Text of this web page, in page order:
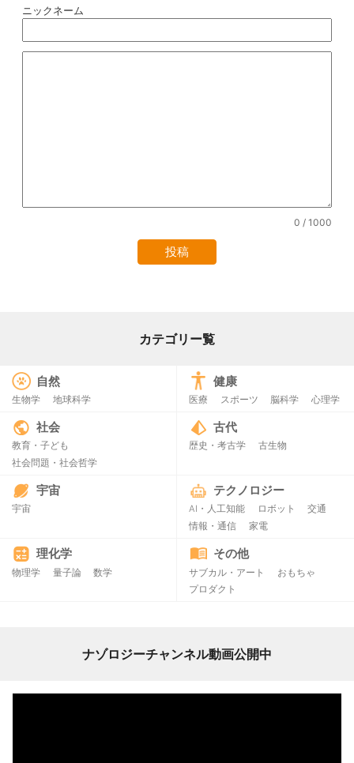
ニックネーム
0 / 1000
カテゴリー覧
自然
生物学 地球科学
健康
医療 スポーツ 脳科学 心理学
社会
教育・子ども
社会問題・社会哲学
古代
歴史・考古学 古生物
宇宙
宇宙
テクノロジー
AI・人工知能 ロボット
交通
情報・通信
家電
理化学
物理学 量子論 数学
その他
サブカル・アート
おもちゃ
プロダクト
ナゾロジーチャンネル動画公開中